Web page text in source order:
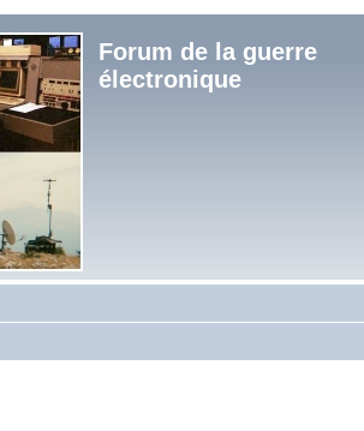
Forum de la guerre
électronique